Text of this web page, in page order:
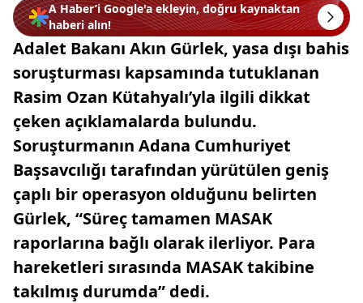
A Haber’i Google'a ekleyin, doğru kaynaktan
haberi alın!
Adalet Bakanı Akın Gürlek, yasa dışı bahis
soruşturması kapsamında tutuklanan
Rasim Ozan Kütahyalı’yla ilgili dikkat
çeken açıklamalarda bulundu.
Soruşturmanın Adana Cumhuriyet
Başsavcılığı tarafından yürütülen geniş
çaplı bir operasyon olduğunu belirten
Gürlek, “Süreç tamamen MASAK
raporlarına bağlı olarak ilerliyor. Para
hareketleri sırasında MASAK takibine
takılmış durumda” dedi.